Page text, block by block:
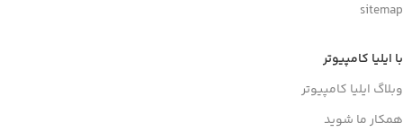
sitemap
با ایلیا کامپیوتر
وبلاگ ایلیا کامپیوتر
همکار ما شوید